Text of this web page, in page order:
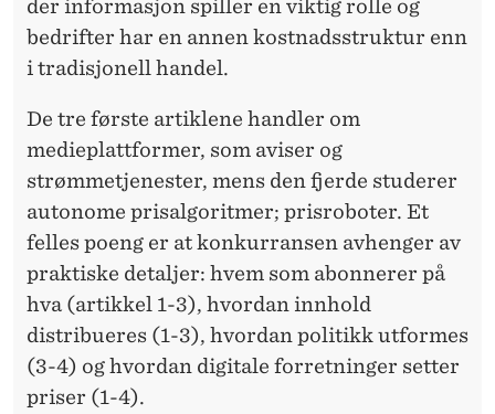
der informasjon spiller en viktig rolle og
bedrifter har en annen kostnadsstruktur enn
i tradisjonell handel.
De tre første artiklene handler om
medieplattformer, som aviser og
strømmetjenester, mens den fjerde studerer
autonome prisalgoritmer; prisroboter. Et
felles poeng er at konkurransen avhenger av
praktiske detaljer: hvem som abonnerer på
hva (artikkel 1-3), hvordan innhold
distribueres (1-3), hvordan politikk utformes
(3-4) og hvordan digitale forretninger setter
priser (1-4).